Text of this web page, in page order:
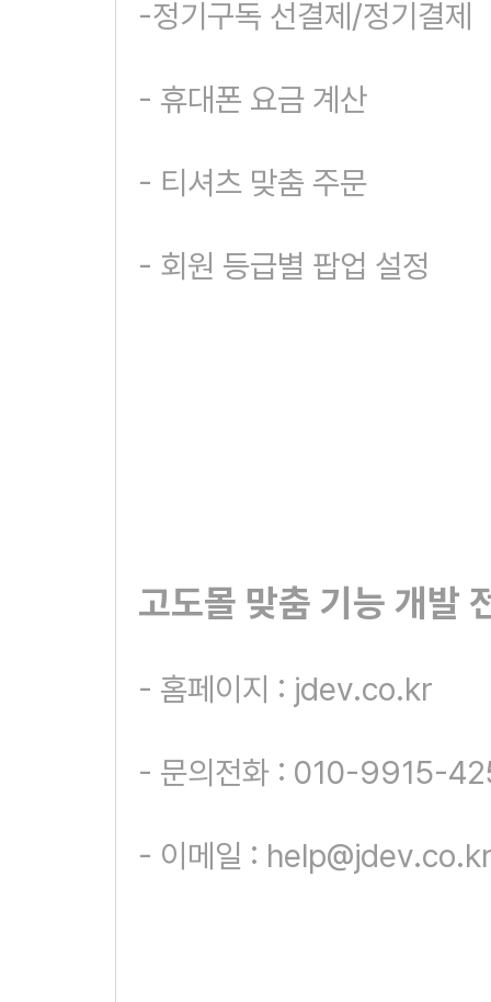
-정기구독 선결제/정기결제
- 휴대폰 요금 계산
- 티셔츠 맞춤 주문
- 회원 등급별 팝업 설정
고도몰 맞춤 기능 개발
- 홈페이지 : jdev.co.kr
- 문의전화 : 010-9915-
- 이메일 :